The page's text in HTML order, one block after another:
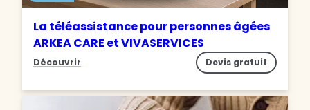
La téléassistance pour personnes âgées
ARKEA CARE et VIVASERVICES
Découvrir Devis gratuit